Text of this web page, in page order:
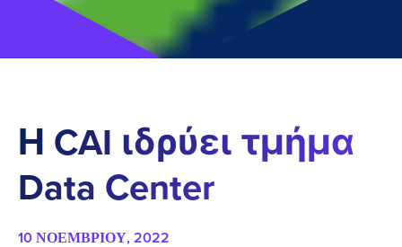
Η CAI ιδρύει τμήμα
Data Center
10 ΝΟΕΜΒΡΊΟΥ, 2022